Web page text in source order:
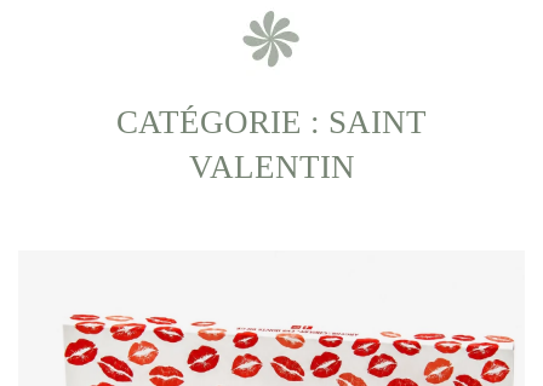
CATÉGORIE : SAINT
VALENTIN